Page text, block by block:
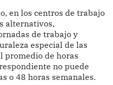
en los centros de trabajo
alternativos,
de trabajo y
especial de las
promedio de horas
no puede
o 48 horas semanales.